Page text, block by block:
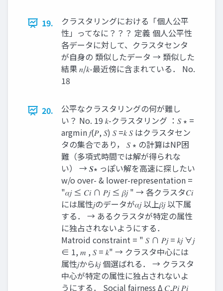
19.
クラスタリングにおける「個人公平
性」ってなに？？？ 定義 個人公平性
各データに対して、クラスタセンタ
が自身の 類似したデータ → 類似した
結果 𝑛/𝑘-最近傍に含まれている． No.
18
20.
公平なクラスタリングの何が難し
い？ No. 19 𝑘-クラスタリング ：𝑆 ∗ =
argmin 𝑓(𝑃, 𝑆) 𝑆 =𝑘 𝑆 はクラスタセン
タの集合であり， 𝑆 ∗ の計算はNP困
難（多項式時間では解が得られな
い） → 𝑺∗ っぽい解を高速に探したい
w/o over- & lower-representation =
"𝛼𝑗 ≤ 𝐶𝑖 ∩ 𝑃𝑗 ≤ 𝛽𝑗 " → 各クラスタ𝐶𝑖
には属性𝑗のデータが𝛼𝑗 以上𝛽𝑗 以下属
する． → あるクラスタが特定の属性
に独占されないようにする．
Matroid constraint = " 𝑆 ∩ 𝑃𝑗 = 𝑘𝑗 ∀𝑗
∈ 1, 𝑚 , 𝑆 = 𝑘" → クラスタ中心には
属性𝑗から𝑘𝑗 個選ばれる． → クラスタ
中心が特定の属性に独占されないよ
うにする． Social fairness Δ 𝐶,𝑃𝑖 𝑃𝑖